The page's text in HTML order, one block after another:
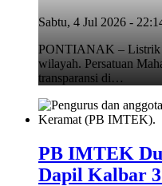
Sabtu, 4 Jul 2026 -
PONTIANAK – Listrik
wilayah. Persatuan
transparansi di…
PB IMTEK
Dapil Kalbar 3